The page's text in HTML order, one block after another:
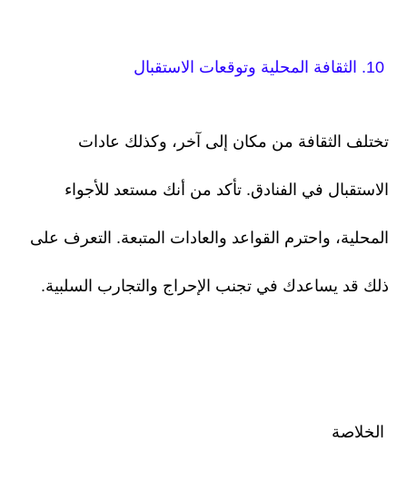
تختلف الثقافة من مكان إلى آخر، وكذلك عادات
الاستقبال في الفنادق. تأكد من أنك مستعد للأجواء
المحلية، واحترم القواعد والعادات المتبعة. التعرف على
ذلك قد يساعدك في تجنب الإحراج والتجارب السلبية.
الخلاصة